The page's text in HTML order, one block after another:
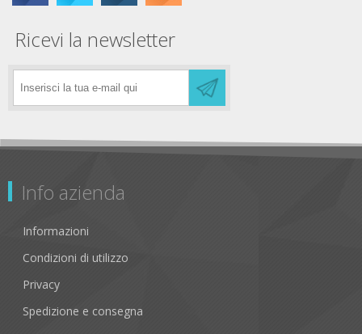
Ricevi la newsletter
Info azienda
Informazioni
Condizioni di utilizzo
Privacy
Spedizione e consegna